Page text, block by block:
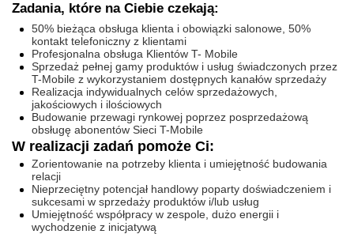
Zadania, które na Ciebie czekają:
50% bieżąca obsługa klienta i obowiązki salonowe, 50%
kontakt telefoniczny z klientami
Profesjonalna obsługa Klientów T- Mobile
Sprzedaż pełnej gamy produktów i usług świadczonych przez
T-Mobile z wykorzystaniem dostępnych kanałów sprzedaży
Realizacja indywidualnych celów sprzedażowych,
jakościowych i ilościowych
Budowanie przewagi rynkowej poprzez posprzedażową
obsługę abonentów Sieci T-Mobile
W realizacji zadań pomoże Ci:
Zorientowanie na potrzeby klienta i umiejętność budowania
relacji
Nieprzeciętny potencjał handlowy poparty doświadczeniem i
sukcesami w sprzedaży produktów i/lub usług
Umiejętność współpracy w zespole, dużo energii i
wychodzenie z inicjatywą